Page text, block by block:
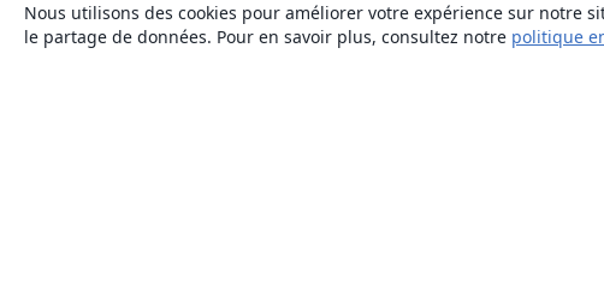
Nous utilisons des cookies pour améliorer votre expérience sur notre
le partage de données. Pour en savoir plus, consultez notre politique